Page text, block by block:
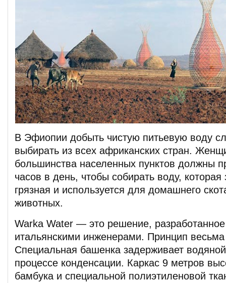
В Эфиопии добыть чистую питьевую воду
выбирать из всех африканских стран.
большинства населенных пунктов должны
часов в день, чтобы собирать воду,
грязная и используется для домашнего
животных.
Warka Water — это решение,
итальянскими инженерами. Принцип весьма
Специальная башенка задерживает
процессе конденсации. Каркас 9 метров
бамбука и специальной полиэтиленовой